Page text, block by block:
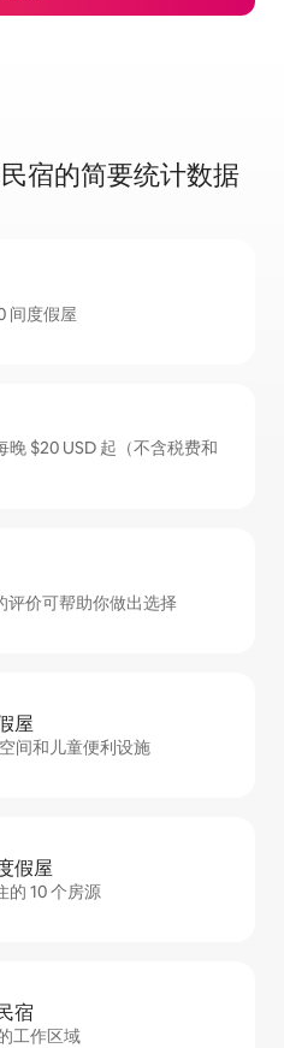
宿的简要统计数据
间度假屋
$20 USD 起（不含税费和
评价可帮助你做出选择
屋
间和儿童便利设施
假屋
的 10 个房源
宿
工作区域